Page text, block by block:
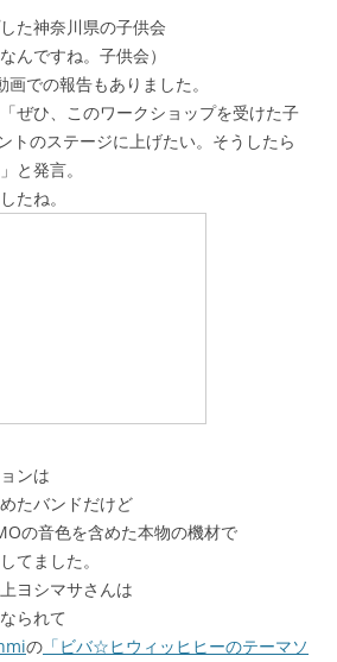
た神奈川県の子供会
んですね。子供会）
での報告もありました。
ぜひ、このワークショップを受けた子
トのステージに上げたい。そうしたら
と発言。
たね。
ンは
たバンドだけど
の音色を含めた本物の機材で
てました。
ヨシマサさんは
られて
の 「ビバ☆ヒウィッヒヒーのテーマソ